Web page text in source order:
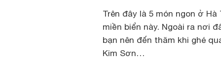
Trên đây là 5 món ngon ở
miền biển này. Ngoài ra nơi
bạn nên đến thăm khi ghé
Kim Sơn…